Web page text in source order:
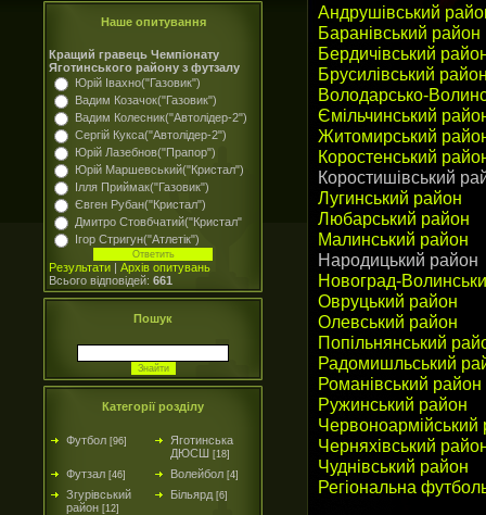
Наше опитування
Кращий гравець Чемпіонату
Яготинського району з футзалу
Юрій Івахно("Газовик")
Вадим Козачок("Газовик")
Вадим Колесник("Автолідер-2")
Сергій Кукса("Автолідер-2")
Юрій Лазебнов("Прапор")
Юрій Маршевський("Кристал")
Ілля Приймак("Газовик")
Євген Рубан("Кристал")
Дмитро Стовбчатий("Кристал"
Ігор Стригун("Атлетік")
Результати | Архів опитувань
Всього відповідей: 661
Пошук
Категорії розділу
Футбол [96]
Яготинська
ДЮСШ [18]
Футзал [46] Волейбол [4]
Згурівський
район [12]
Більярд [6]
Андрушівський
Баранівський район
Бердичівський
Брусилівський
Володарсько-
Ємільчинський
Житомирський
Коростенський
Коростишівський
Лугинський район
Любарський район
Малинський район
Народицький район
Новоград-
Овруцький район
Олевський район
Попільнянський
Радомишльський
Романівський район
Ружинський район
Червоноармійський
Черняхівський
Чуднівський район
Регіональна